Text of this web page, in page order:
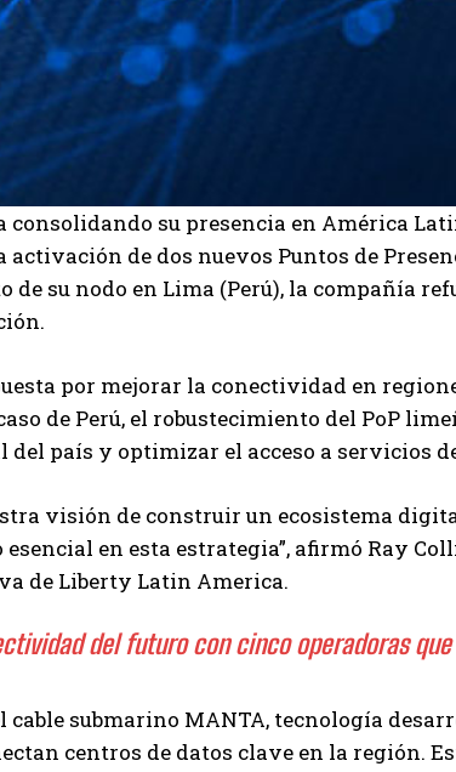
su presencia en América
de dos nuevos Puntos de
su nodo en Lima (Perú), la compañía
por mejorar la conectividad en
de Perú, el robustecimiento del PoP
país y optimizar el acceso a servicios
visión de construir un ecosistema
en esta estrategia”, afirmó Ray
de Liberty Latin America.
del futuro con cinco operadoras
cable submarino MANTA, tecnología
centros de datos clave en la región.